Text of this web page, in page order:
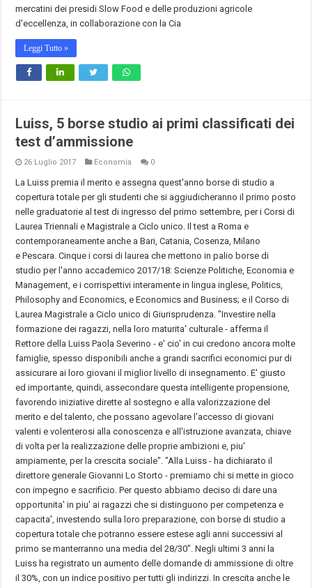
mercatini dei presidi Slow Food e delle produzioni agricole
d'eccellenza, in collaborazione con la Cia
Leggi Tutto »
Luiss, 5 borse studio ai primi classificati dei
test d’ammissione
26 Luglio 2017 Economia 0
La Luiss premia il merito e assegna quest'anno borse di studio a
copertura totale per gli studenti che si aggiudicheranno il primo posto
nelle graduatorie al test di ingresso del primo settembre, per i Corsi di
Laurea Triennali e Magistrale a Ciclo unico. Il test a Roma e
contemporaneamente anche a Bari, Catania, Cosenza, Milano
e Pescara. Cinque i corsi di laurea che mettono in palio borse di
studio per l'anno accademico 2017/18: Scienze Politiche, Economia e
Management, e i corrispettivi interamente in lingua inglese, Politics,
Philosophy and Economics, e Economics and Business; e il Corso di
Laurea Magistrale a Ciclo unico di Giurisprudenza. "Investire nella
formazione dei ragazzi, nella loro maturita' culturale - afferma il
Rettore della Luiss Paola Severino - e' cio' in cui credono ancora molte
famiglie, spesso disponibili anche a grandi sacrifici economici pur di
assicurare ai loro giovani il miglior livello di insegnamento. E' giusto
ed importante, quindi, assecondare questa intelligente propensione,
favorendo iniziative dirette al sostegno e alla valorizzazione del
merito e del talento, che possano agevolare l'accesso di giovani
valenti e volenterosi alla conoscenza e all'istruzione avanzata, chiave
di volta per la realizzazione delle proprie ambizioni e, piu'
ampiamente, per la crescita sociale". "Alla Luiss - ha dichiarato il
direttore generale Giovanni Lo Storto - premiamo chi si mette in gioco
con impegno e sacrificio. Per questo abbiamo deciso di dare una
opportunita' in piu' ai ragazzi che si distinguono per competenza e
capacita', investendo sulla loro preparazione, con borse di studio a
copertura totale che potranno essere estese agli anni successivi al
primo se manterranno una media del 28/30". Negli ultimi 3 anni la
Luiss ha registrato un aumento delle domande di ammissione di oltre
il 30%, con un indice positivo per tutti gli indirizzi. In crescita anche le